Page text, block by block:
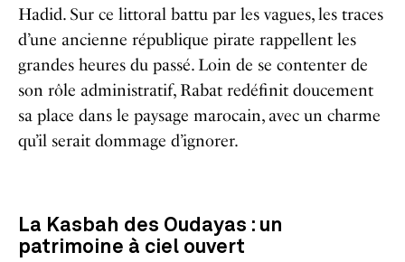
Hadid. Sur ce littoral battu par les vagues, les traces
d’une ancienne république pirate rappellent les
grandes heures du passé. Loin de se contenter de
son rôle administratif, Rabat redéfinit doucement
sa place dans le paysage marocain, avec un charme
qu’il serait dommage d’ignorer.
La Kasbah des Oudayas : un
patrimoine à ciel ouvert